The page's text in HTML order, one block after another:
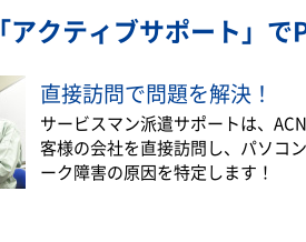
「アクティブサポート」で
直接訪問で問題を解決！
サービスマン派遣サポートは、
客様の会社を直接訪問し、パソコ
ーク障害の原因を特定します！